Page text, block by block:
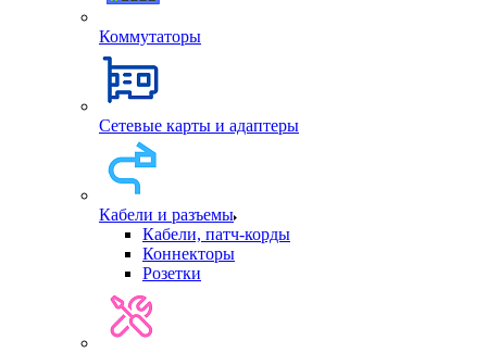
Коммутаторы
Сетевые карты и адаптеры
Кабели и разъемы
Кабели, патч-корды
Коннекторы
Розетки